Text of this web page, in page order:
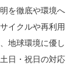
を徹底や環境へ
イクルや再利用
地球環境に優し
日・祝日の対応